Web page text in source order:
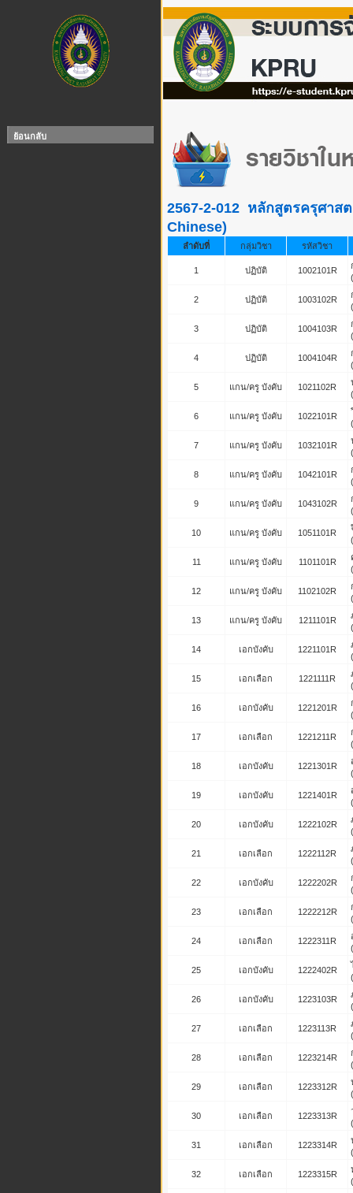
ย้อนกลับ
2567-2-012 หลักสูตรครุศาส
Chinese)
ลำดับที่ กลุ่มวิชา รหัสวิชา
1 ปฏิบัติ 1002101R
2 ปฏิบัติ 1003102R
3 ปฏิบัติ 1004103R
4 ปฏิบัติ 1004104R
5 แกน/ครู บังคับ 1021102R
6 แกน/ครู บังคับ 1022101R
7 แกน/ครู บังคับ 1032101R
8 แกน/ครู บังคับ 1042101R
9 แกน/ครู บังคับ 1043102R
10 แกน/ครู บังคับ 1051101R
11 แกน/ครู บังคับ 1101101R
12 แกน/ครู บังคับ 1102102R
13 แกน/ครู บังคับ 1211101R
14 เอกบังคับ 1221101R
15 เอกเลือก 1221111R
16 เอกบังคับ 1221201R
17 เอกเลือก 1221211R
18 เอกบังคับ 1221301R
19 เอกบังคับ 1221401R
20 เอกบังคับ 1222102R
21 เอกเลือก 1222112R
22 เอกบังคับ 1222202R
23 เอกเลือก 1222212R
24 เอกเลือก 1222311R
25 เอกบังคับ 1222402R
26 เอกบังคับ 1223103R
27 เอกเลือก 1223113R
28 เอกเลือก 1223214R
29 เอกเลือก 1223312R
30 เอกเลือก 1223313R
31 เอกเลือก 1223314R
32 เอกเลือก 1223315R